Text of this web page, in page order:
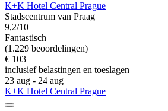
K+K Hotel Central Prague
Stadscentrum van Praag
9,2/10
Fantastisch
(1.229 beoordelingen)
€ 103
inclusief belastingen en toeslagen
23 aug - 24 aug
K+K Hotel Central Prague